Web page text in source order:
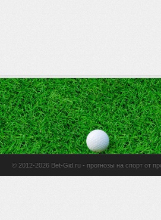
© 2012-2026 Bet-Gid.ru - прогнозы на спорт от